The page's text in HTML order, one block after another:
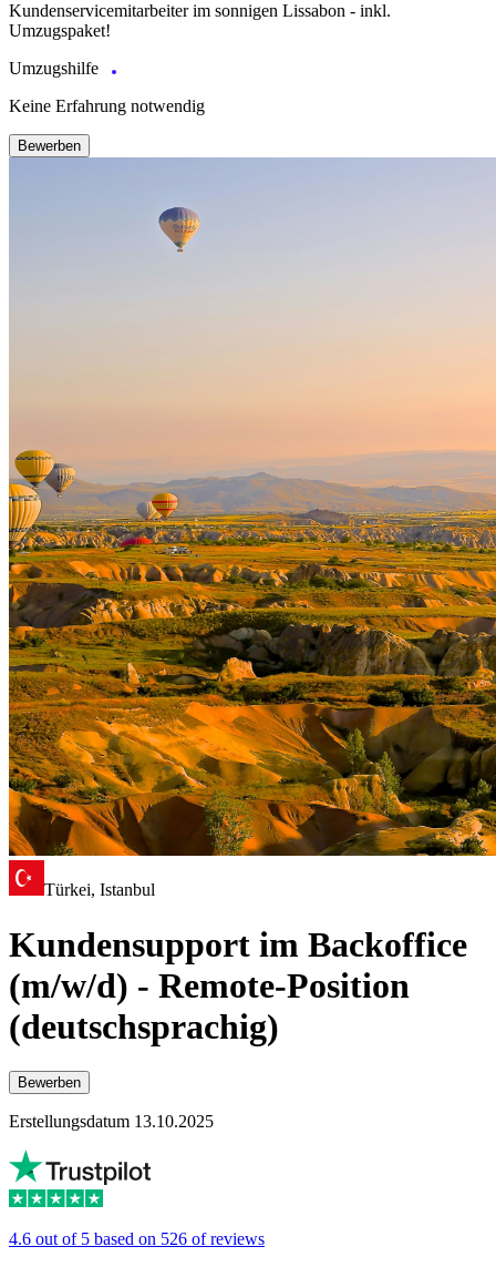
Kundenservicemitarbeiter im sonnigen Lissabon - inkl.
Umzugspaket!
Umzugshilfe
Keine Erfahrung notwendig
Bewerben
Türkei, Istanbul
Kundensupport im Backoffice
(m/w/d) - Remote-Position
(deutschsprachig)
Bewerben
Erstellungsdatum 13.10.2025
4.6 out of 5 based on 526 of reviews